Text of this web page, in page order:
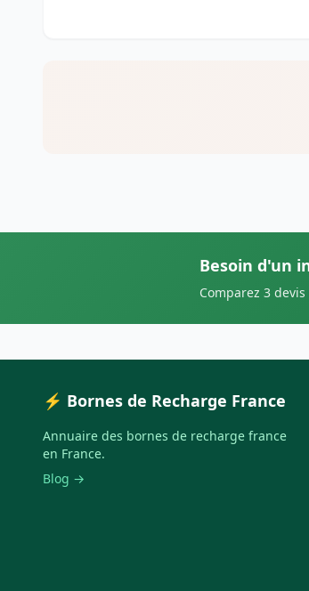
Besoin d'un
Comparez 3
⚡ Bornes de Recharge France
Annuaire des bornes de recharge france
en France.
Blog →